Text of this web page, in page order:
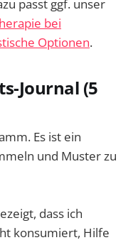
passt ggf. unser
bei
Optionen.
Journal (5
Es ist ein
und Muster zu
dass ich
konsumiert, Hilfe